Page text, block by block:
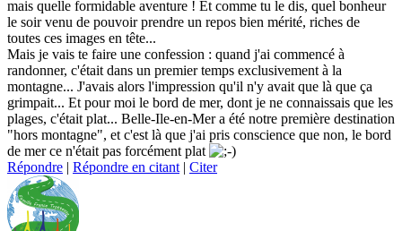
mais quelle formidable aventure ! Et comme tu le dis, quel bonheur
le soir venu de pouvoir prendre un repos bien mérité, riches de
toutes ces images en tête...
Mais je vais te faire une confession : quand j'ai commencé à
randonner, c'était dans un premier temps exclusivement à la
montagne... J'avais alors l'impression qu'il n'y avait que là que ça
grimpait... Et pour moi le bord de mer, dont je ne connaissais que les
plages, c'était plat... Belle-Ile-en-Mer a été notre première destination
"hors montagne", et c'est là que j'ai pris conscience que non, le bord
de mer ce n'était pas forcément plat
Répondre | Répondre en citant | Citer